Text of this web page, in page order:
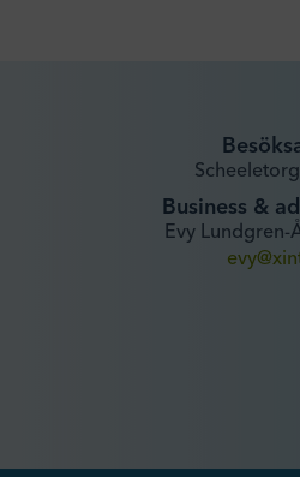
Business &
Evy Lundgren-